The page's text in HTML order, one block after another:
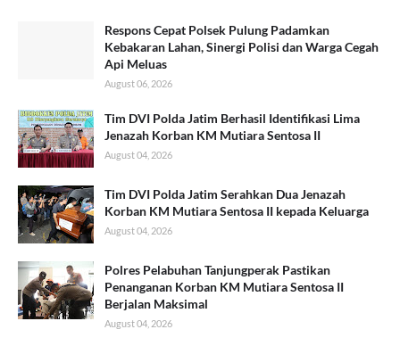
Respons Cepat Polsek Pulung Padamkan
Kebakaran Lahan, Sinergi Polisi dan Warga Cegah
Api Meluas
August 06, 2026
Tim DVI Polda Jatim Berhasil Identifikasi Lima
Jenazah Korban KM Mutiara Sentosa II
August 04, 2026
Tim DVI Polda Jatim Serahkan Dua Jenazah
Korban KM Mutiara Sentosa II kepada Keluarga
August 04, 2026
Polres Pelabuhan Tanjungperak Pastikan
Penanganan Korban KM Mutiara Sentosa II
Berjalan Maksimal
August 04, 2026